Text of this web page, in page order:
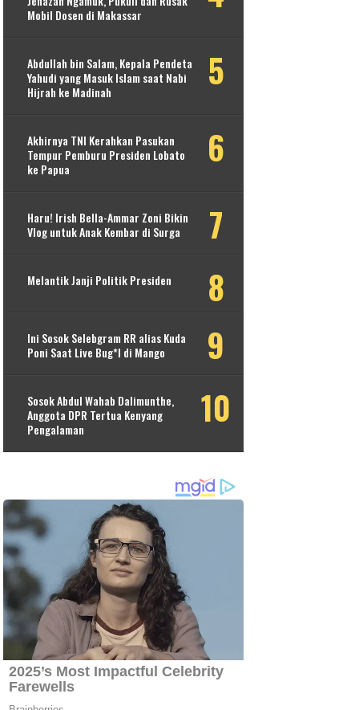
Mobil Dosen di Makassar
Abdullah bin Salam, Kepala Pendeta
Yahudi yang Masuk Islam saat Nabi
Hijrah ke Madinah
Akhirnya TNI Kerahkan Pasukan
Tempur Pemburu Presiden Lobato
ke Papua
Haru! Irish Bella-Ammar Zoni Bikin
Vlog untuk Anak Kembar di Surga
Melantik Janji Politik Presiden
Ini Sosok Selebgram RR alias Kuda
Poni Saat Live Bug*l di Mango
Sosok Abdul Wahab Dalimunthe,
Anggota DPR Tertua Kenyang
Pengalaman